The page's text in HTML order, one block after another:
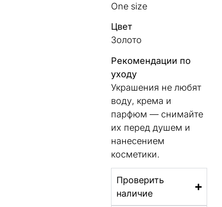
One size
Цвет
Золото
Рекомендации по
уходу
Украшения не любят
воду, крема и
парфюм — снимайте
их перед душем и
нанесением
косметики.
Проверить
наличие